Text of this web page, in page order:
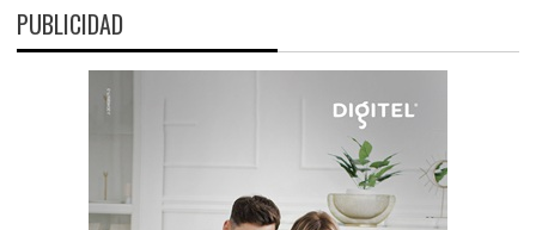
PUBLICIDAD